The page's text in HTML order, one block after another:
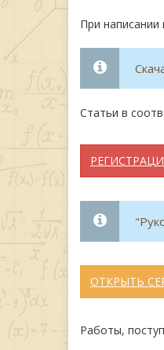
При
Статьи в
ОТКРЫТЬ
Работы,